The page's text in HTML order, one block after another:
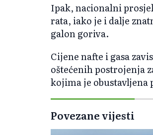
Ipak, nacionalni
rata, iako je i dalje
galon goriva.
Cijene nafte i gasa
oštećenih postrojenja
kojima je
Povezane vijesti